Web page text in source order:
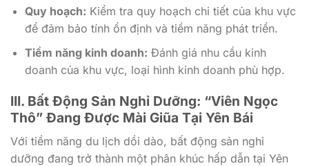
Quy hoạch: Kiểm tra quy hoạch chi tiết của khu vực
để đảm bảo tính ổn định và tiềm năng phát triển.
Tiềm năng kinh doanh: Đánh giá nhu cầu kinh
doanh của khu vực, loại hình kinh doanh phù hợp.
III. Bất Động Sản Nghỉ Dưỡng: “Viên Ngọc
Thô” Đang Được Mài Giũa Tại Yên Bái
Với tiềm năng du lịch dồi dào, bất động sản nghỉ
dưỡng đang trở thành một phân khúc hấp dẫn tại Yên